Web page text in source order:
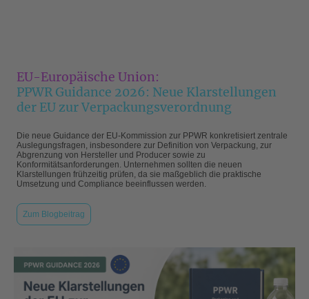
EU-Europäische Union:
PPWR Guidance 2026: Neue Klarstellungen
der EU zur Verpackungsverordnung
Die neue Guidance der EU-Kommission zur PPWR konkretisiert zentrale
Auslegungsfragen, insbesondere zur Definition von Verpackung, zur
Abgrenzung von Hersteller und Producer sowie zu
Konformitätsanforderungen. Unternehmen sollten die neuen
Klarstellungen frühzeitig prüfen, da sie maßgeblich die praktische
Umsetzung und Compliance beeinflussen werden.
Zum Blogbeitrag